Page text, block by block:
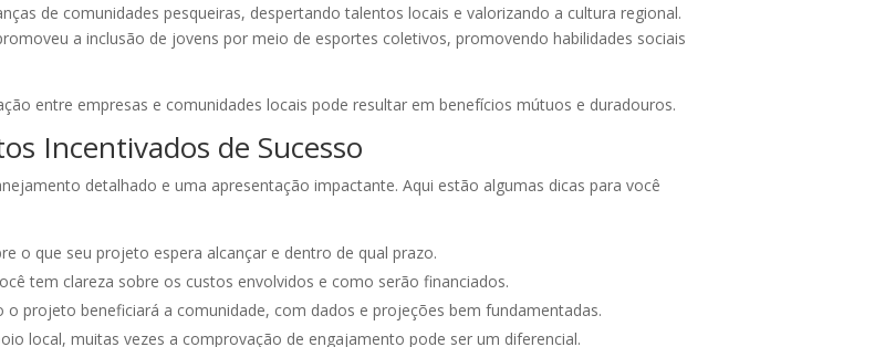
de comunidades pesqueiras, despertando talentos locais e valorizando a cultura regional.
a inclusão de jovens por meio de esportes coletivos, promovendo habilidades sociais
entre empresas e comunidades locais pode resultar em benefícios mútuos e duradouros.
Incentivados de Sucesso
detalhado e uma apresentação impactante. Aqui estão algumas dicas para você
o que seu projeto espera alcançar e dentro de qual prazo.
tem clareza sobre os custos envolvidos e como serão financiados.
o projeto beneficiará a comunidade, com dados e projeções bem fundamentadas.
local, muitas vezes a comprovação de engajamento pode ser um diferencial.